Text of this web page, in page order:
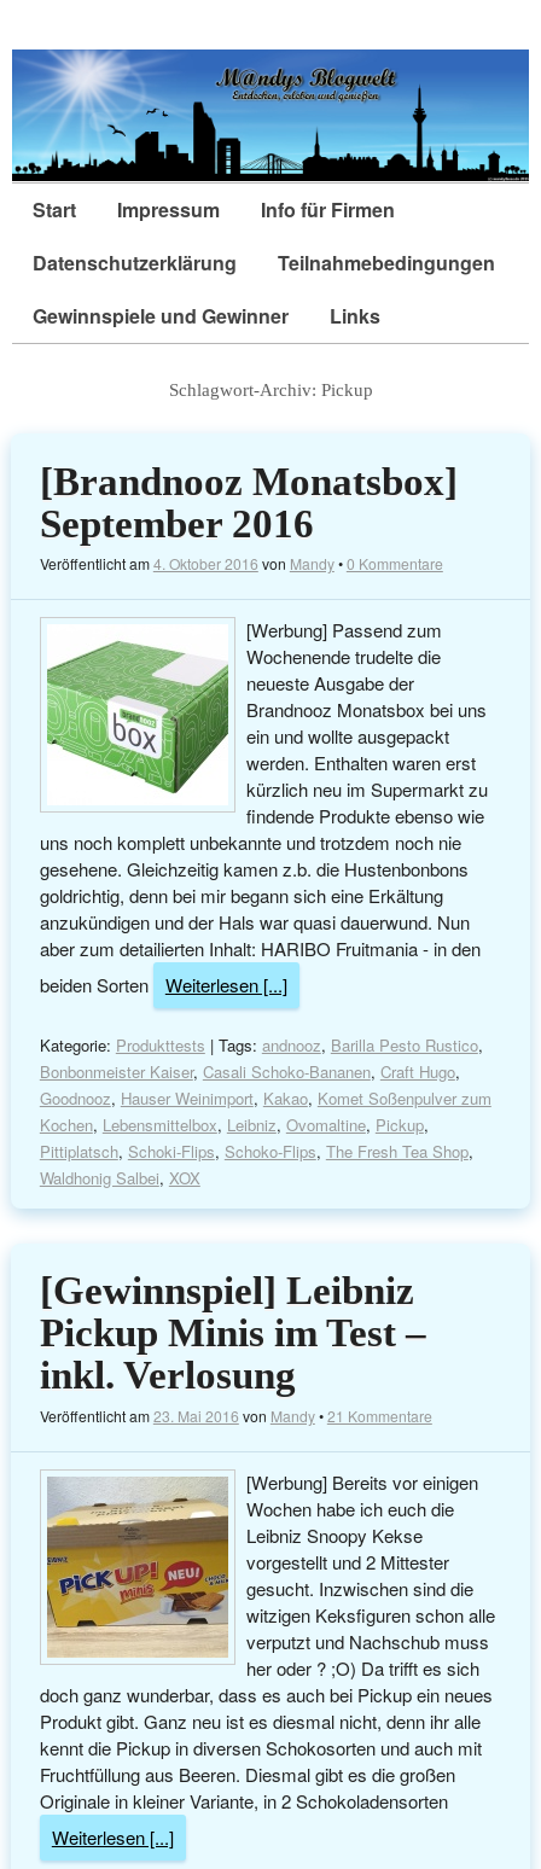
Start Impressum
Info für Firmen
Datenschutzerklärung
Teilnahmebedingungen
Gewinnspiele und Gewinner
Links
Schlagwort-Archiv: Pickup
[Brandnooz Monatsbox]
September 2016
Veröffentlicht am4. Oktober 2016 von Mandy•0 Kommentare
[Werbung] Passend zum
Wochenende trudelte die
neueste Ausgabe der
Brandnooz Monatsbox bei uns
ein und wollte ausgepackt
werden. Enthalten waren erst
kürzlich neu im Supermarkt zu
findende Produkte ebenso wie
uns noch komplett unbekannte und trotzdem noch nie
gesehene. Gleichzeitig kamen z.b. die Hustenbonbons
goldrichtig, denn bei mir begann sich eine Erkältung
anzukündigen und der Hals war quasi dauerwund. Nun
aber zum detailierten Inhalt: HARIBO Fruitmania - in den
beiden Sorten
Weiterlesen [...]
Kategorie: Produkttests | Tags: andnooz, Barilla Pesto Rustico,
Bonbonmeister Kaiser, Casali Schoko-Bananen, Craft Hugo,
Goodnooz, Hauser Weinimport, Kakao, Komet Soßenpulver zum
Kochen, Lebensmittelbox, Leibniz, Ovomaltine, Pickup,
Pittiplatsch, Schoki-Flips, Schoko-Flips, The Fresh Tea Shop,
Waldhonig Salbei, XOX
[Gewinnspiel] Leibniz
Pickup Minis im Test –
inkl. Verlosung
Veröffentlicht am23. Mai 2016 von Mandy•21 Kommentare
[Werbung] Bereits vor einigen
Wochen habe ich euch die
Leibniz Snoopy Kekse
vorgestellt und 2 Mittester
gesucht. Inzwischen sind die
witzigen Keksfiguren schon alle
verputzt und Nachschub muss
her oder ? ;O) Da trifft es sich
doch ganz wunderbar, dass es auch bei Pickup ein neues
Produkt gibt. Ganz neu ist es diesmal nicht, denn ihr alle
kennt die Pickup in diversen Schokosorten und auch mit
Fruchtfüllung aus Beeren. Diesmal gibt es die großen
Originale in kleiner Variante, in 2 Schokoladensorten
Weiterlesen [...]